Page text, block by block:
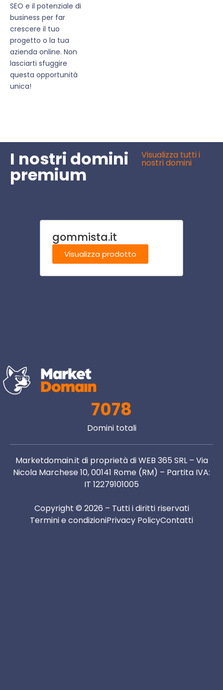
SEO e il potenziale di
business per far
crescere il tuo
progetto o la tua
azienda online. Non
lasciarti sfuggire
questa opportunità
unica!
I nostri domini
premium
Visualizza tutti i
nostri domini
gommista.it
Visualizza prodotto
7078
Domini totali
Marketdomain.it di proprietà di WEB 365 SRL – Via
Nicola Marchese 10, 00141 Rome (RM) – Partita IVA:
IT 12279101005
Copyright © 2026 – Tutti i diritti riservati
Termini e condizioniPrivacy PolicyContatti